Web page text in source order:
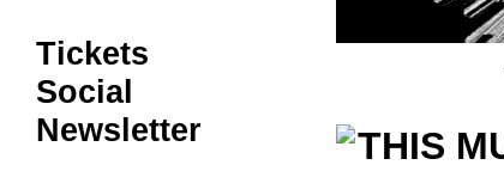
Tickets
Social
Newsletter